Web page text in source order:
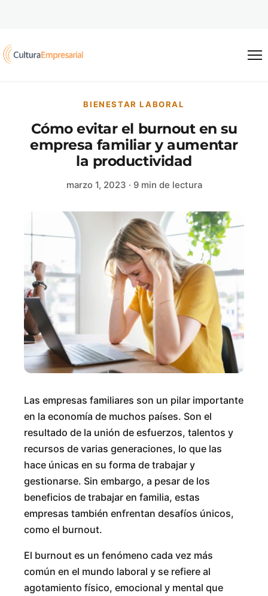
BIENESTAR LABORAL
Cómo evitar el burnout en su
empresa familiar y aumentar
la productividad
marzo 1, 2023 · 9 min de lectura
Las empresas familiares son un pilar importante
en la economía de muchos países. Son el
resultado de la unión de esfuerzos, talentos y
recursos de varias generaciones, lo que las
hace únicas en su forma de trabajar y
gestionarse. Sin embargo, a pesar de los
beneficios de trabajar en familia, estas
empresas también enfrentan desafíos únicos,
como el burnout.
El burnout es un fenómeno cada vez más
común en el mundo laboral y se refiere al
agotamiento físico, emocional y mental que